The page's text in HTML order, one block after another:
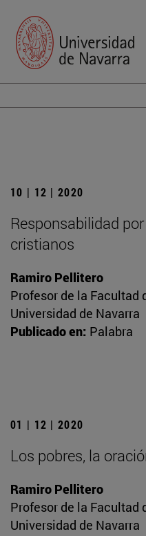
10 | 12 | 2020
Responsabilidad
cristianos
Ramiro Pellitero
Profesor de la Facultad
Universidad de Navarra
Publicado en: Palabra
01 | 12 | 2020
Los pobres, la
Ramiro Pellitero
Profesor de la Facultad
Universidad de Navarra